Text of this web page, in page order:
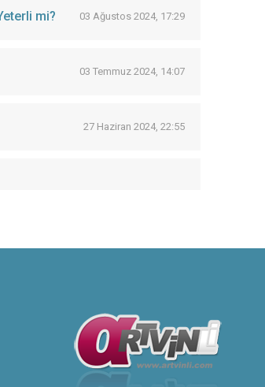
mi? 03 Ağustos 2024, 17:29
03 Temmuz 2024, 14:07
27 Haziran 2024, 22:55